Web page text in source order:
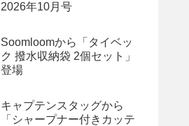
2026年10月号
Soomloomから「タイベッ
ク 撥水収納袋 2個セット」
登場
キャプテンスタッグから
「シャープナー付きカッテ